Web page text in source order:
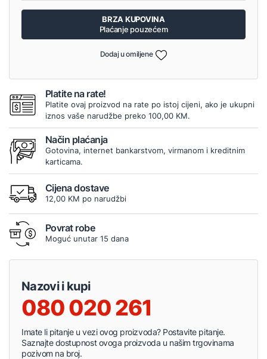
BRZA KUPOVINA
Plaćanje pouzećem
Dodaj u omiljene
Platite na rate!
Platite ovaj proizvod na rate po istoj cijeni, ako je ukupni
iznos vaše narudžbe preko 100,00 KM.
Način plaćanja
Gotovina, internet bankarstvom, virmanom i kreditnim
karticama.
Cijena dostave
12,00 KM po narudžbi
Povrat robe
Moguć unutar 15 dana
Nazovi i kupi
080 020 261
Imate li pitanje u vezi ovog proizvoda? Postavite pitanje.
Saznajte dostupnost ovoga proizvoda u našim trgovinama
pozivom na broj.